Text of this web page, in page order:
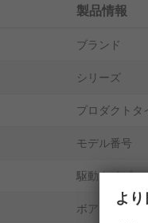
製品情報
ブランド
シリーズ
プロダクトタ
モデル番号
駆動タイプ
ボア内径
よ